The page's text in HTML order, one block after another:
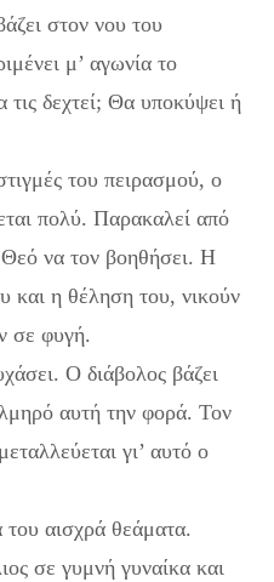
στον νου του
μ’ αγωνία το
δεχτεί; Θα υποκύψει ή
του πειρασμού, ο
πολύ. Παρακαλεί από
Θεό να τον βοηθήσει. Η
και η θέληση του, νικούν
σε φυγή.
Ο διάβολος βάζει
αυτή την φορά. Τον
γι’ αυτό ο
του αισχρά θεάματα.
σε γυμνή γυναίκα και